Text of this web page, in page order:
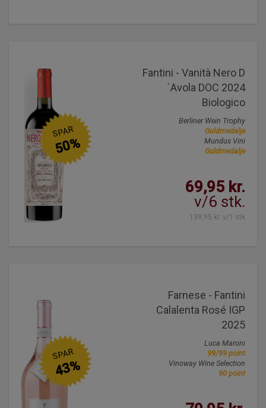
Fantini - Vanità Nero D
´Avola DOC 2024
Biologico
Berliner Wein Trophy
Guldmedalje
Mundus Vini
Guldmedalje
69,95 kr.
v/6 stk.
139,95 kr. v/1 stk
SPAR
50%
Farnese - Fantini
Calalenta Rosé IGP
2025
Luca Maroni
99/99 point
Vinoway Wine Selection
90 point
SPAR
43%